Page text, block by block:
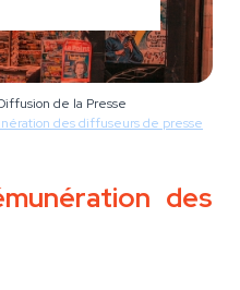
de la Presse
des diffuseurs de presse
des